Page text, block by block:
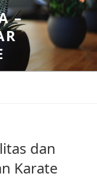
–
dan
Karate